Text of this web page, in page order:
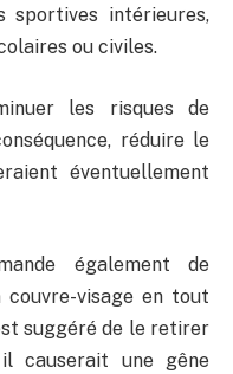
sportives intérieures,
ou civiles.
les risques de
réduire le
éventuellement
également de
couvre-visage en tout
suggéré de le retirer
causerait une gêne